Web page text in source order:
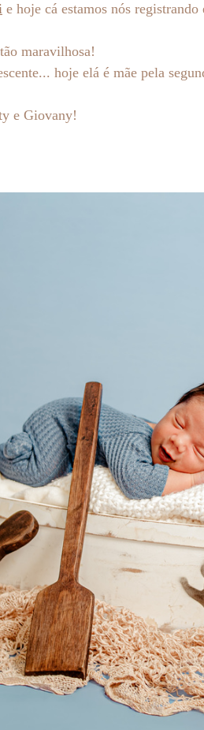
e hoje cá estamos nós
maravilhosa!
hoje elá é mãe pela
e Giovany!